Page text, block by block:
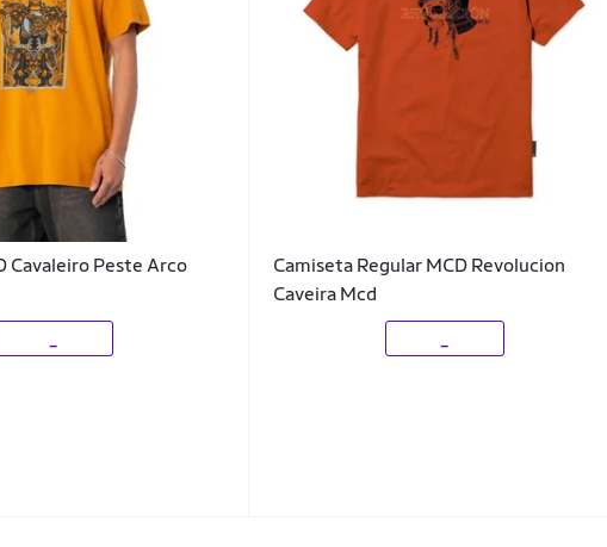
Cavaleiro Peste Arco
Camiseta Regular MCD Revolucion
Caveira Mcd